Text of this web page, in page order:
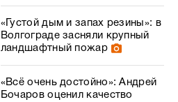
«Густой дым и запах резины»: в
Волгограде засняли крупный
ландшафтный пожар
«Всё очень достойно»: Андрей
Бочаров оценил качество